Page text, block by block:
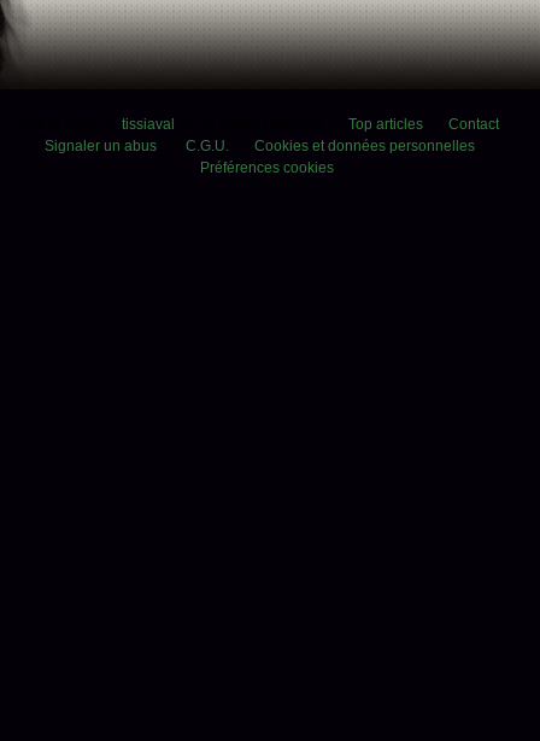
tissiaval Top articles
Contact
Signaler un abus
C.G.U.
Cookies et données personnelles
Préférences cookies